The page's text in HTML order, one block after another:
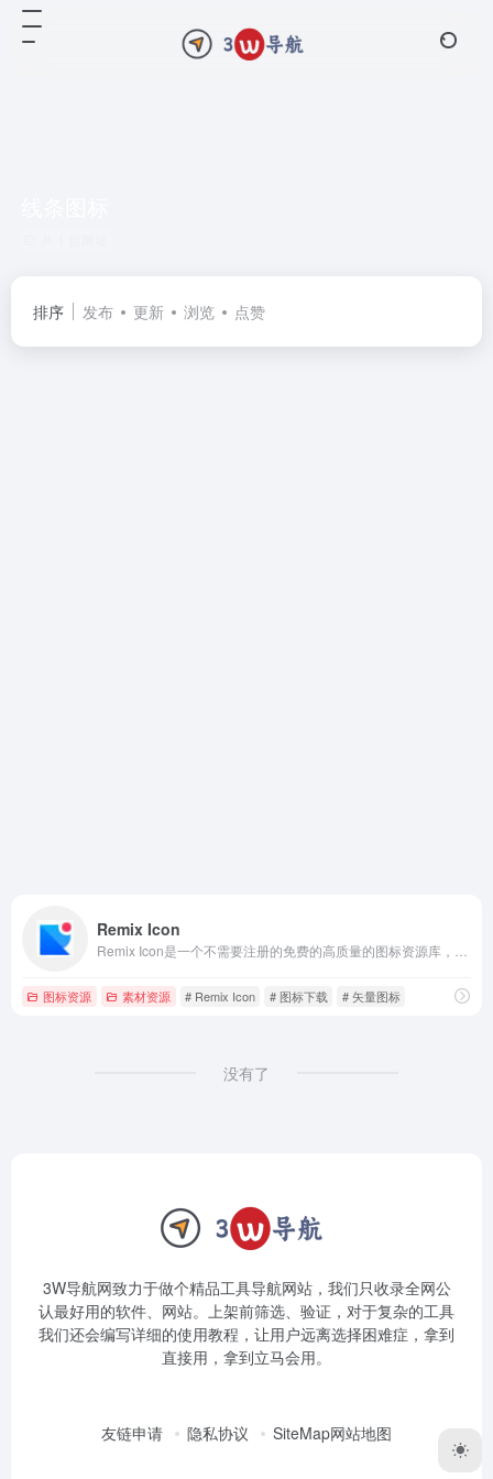
排序 发布 更新 浏览 点赞
Remix Icon
图标资源 素材资源 # Remix Icon # 图标下载 # 矢量图标
没有了
3W导航网致力于做个精品工具导航网站，我们只收录全网公
认最好用的软件、网站。上架前筛选、验证，对于复杂的工具
我们还会编写详细的使用教程，让用户远离选择困难症，拿到
直接用，拿到立马会用。
友链申请 隐私协议 SiteMap网站地图